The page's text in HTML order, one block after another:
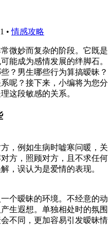
• 情感攻略
微妙而复杂的阶段。它既是
能成为感情发展的绊脚石。
？男生哪些行为算搞暧昧？
呢？接下来，小编将为您分
这段敏感的关系。
，例如生病时嘘寒问暖，关
方，照顾对方，且不求任何
，误认为是爱情的表现。
个暧昧的环境。不经意的动
生遐想。单独相处时的氛围
不同，更加容易引发暧昧情